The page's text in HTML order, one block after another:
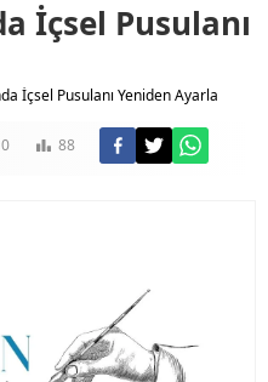
İçsel Pusulanı
İçsel Pusulanı Yeniden Ayarla
0 88